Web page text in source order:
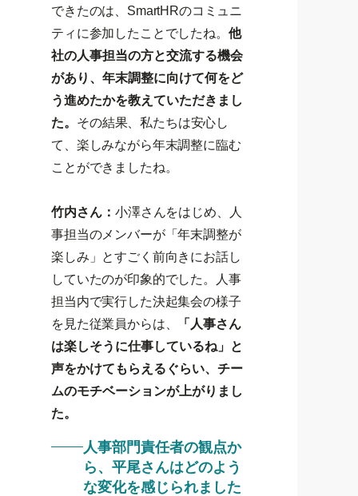
できたのは、SmartHRのコミュニ
ティに参加したことでしたね。 他
社の人事担当の方と交流する機会
があり、年末調整に向けて何をど
う進めたかを教えていただきまし
た。 その結果、私たちは安心し
て、楽しみながら年末調整に臨む
ことができましたね。
竹内さん： 小澤さんをはじめ、人
事担当のメンバーが「年末調整が
楽しみ」とすごく前向きにお話し
していたのが印象的でした。人事
担当内で実行した決起集会の様子
を見た従業員からは、
「人事さん
は楽しそうに仕事しているね」と
声をかけてもらえるぐらい、チー
ムのモチベーションが上がりまし
た。
人事部門責任者の観点か
ら、平尾さんはどのよう
な変化を感じられました